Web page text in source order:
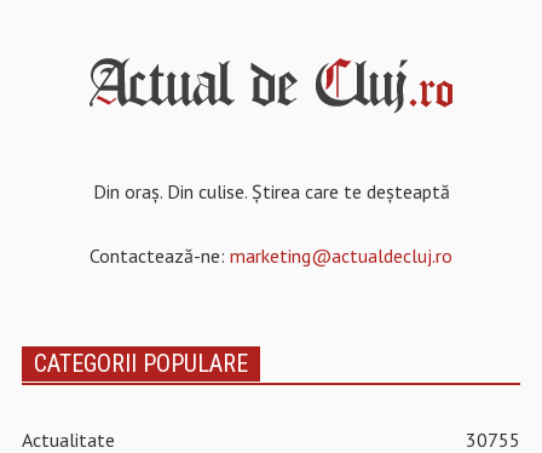
Din oraș. Din culise. Știrea care te deșteaptă
Contactează-ne: marketing@actualdecluj.ro
CATEGORII POPULARE
Actualitate
30755